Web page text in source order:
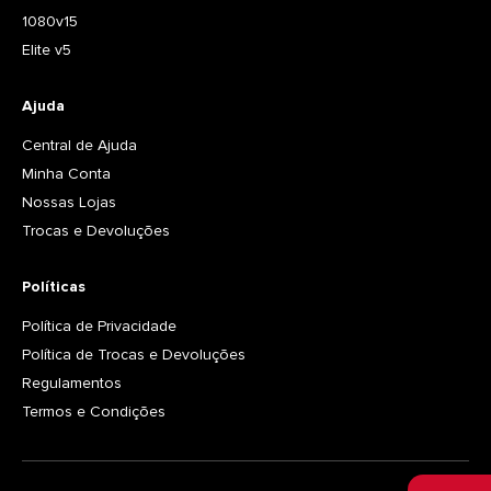
1080v15
Elite v5
Ajuda
Central de Ajuda
Minha Conta
Nossas Lojas
Trocas e Devoluções
Políticas
Política de Privacidade
Política de Trocas e Devoluções
Regulamentos
Termos e Condições